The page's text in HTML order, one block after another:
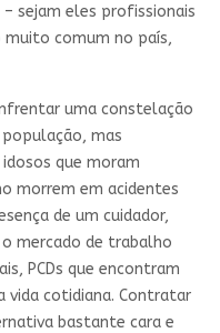
sejam eles profissionais
muito comum no país,
uma constelação
mas
que moram
morrem em acidentes
de um cuidador,
mercado de trabalho
PCDs que encontram
vida cotidiana. Contratar
bastante cara e